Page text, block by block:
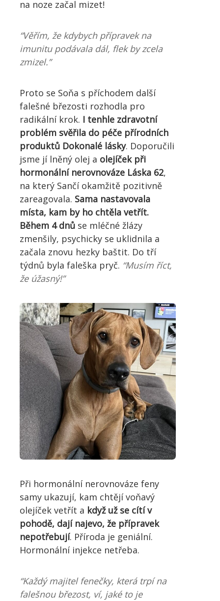
na noze začal mizet!
“Věřím, že kdybych přípravek na
imunitu podávala dál, flek by zcela
zmizel.”
Proto se Soňa s příchodem další
falešné březosti rozhodla pro
radikální krok. I tenhle zdravotní
problém svěřila do péče přírodních
produktů Dokonalé lásky. Doporučili
jsme jí lněný olej a olejíček při
hormonální nerovnováze Láska 62,
na který Sančí okamžitě pozitivně
zareagovala. Sama nastavovala
místa, kam by ho chtěla vetřít.
Během 4 dnů se mléčné žlázy
zmenšily, psychicky se uklidnila a
začala znovu hezky baštit. Do tří
týdnů byla faleška pryč. “Musím říct,
že úžasný!”
Při hormonální nerovnováze feny
samy ukazují, kam chtějí voňavý
olejíček vetřít a když už se cítí v
pohodě, dají najevo, že přípravek
nepotřebují. Příroda je geniální.
Hormonální injekce netřeba.
“Každý majitel fenečky, která trpí na
falešnou březost, ví, jaké to je